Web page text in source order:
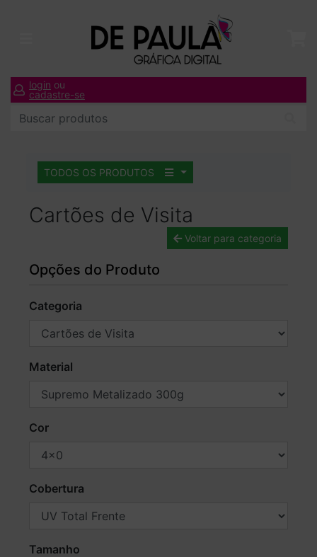
login ou
cadastre-se
TODOS OS PRODUTOS
Cartões de Visita
Voltar para categoria
Opções do Produto
Categoria
Material
Cor
Cobertura
Tamanho